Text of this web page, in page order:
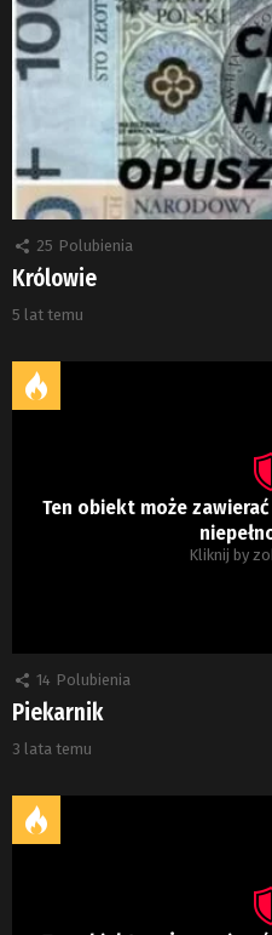
25 Polubienia
Królowie
5 lat temu
Ten obiekt może
Kliknij by
14 Polubienia
Piekarnik
3 lata temu